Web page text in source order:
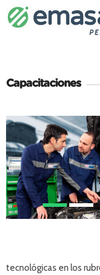
Capacitaciones
tecnológicas en los